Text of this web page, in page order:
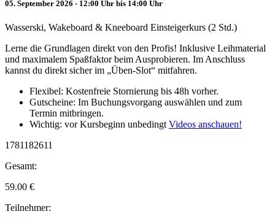
05. September 2026 - 12:00 Uhr bis 14:00 Uhr
Wasserski, Wakeboard & Kneeboard Einsteigerkurs (2 Std.)
Lerne die Grundlagen direkt von den Profis! Inklusive Leihmaterial
und maximalem Spaßfaktor beim Ausprobieren. Im Anschluss
kannst du direkt sicher im „Üben-Slot“ mitfahren.
Flexibel: Kostenfreie Stornierung bis 48h vorher.
Gutscheine: Im Buchungsvorgang auswählen und zum
Termin mitbringen.
Wichtig: vor Kursbeginn unbedingt Videos anschauen!
1781182611
Gesamt:
59.00 €
Teilnehmer: